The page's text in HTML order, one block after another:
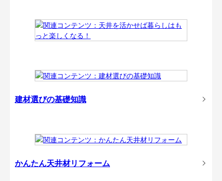
建材選びの基礎知識
かんたん天井材リフォーム